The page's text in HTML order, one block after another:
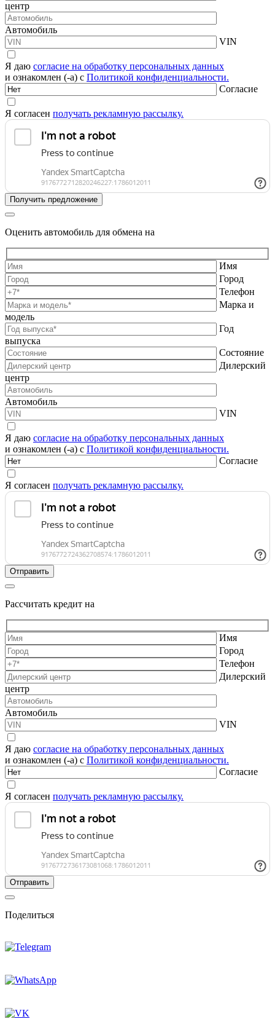
центр
Автомобиль
VIN
Я даю согласие на обработку персональных данных
и ознакомлен (-а) с Политикой конфиденциальности.
Согласие
Я согласен получать рекламную рассылку.
Оценить автомобиль для обмена на
Имя
Город
Телефон
Марка и
модель
Год
выпуска
Состояние
Дилерский
центр
Автомобиль
VIN
Я даю согласие на обработку персональных данных
и ознакомлен (-а) с Политикой конфиденциальности.
Согласие
Я согласен получать рекламную рассылку.
Рассчитать кредит на
Имя
Город
Телефон
Дилерский
центр
Автомобиль
VIN
Я даю согласие на обработку персональных данных
и ознакомлен (-а) с Политикой конфиденциальности.
Согласие
Я согласен получать рекламную рассылку.
Поделиться